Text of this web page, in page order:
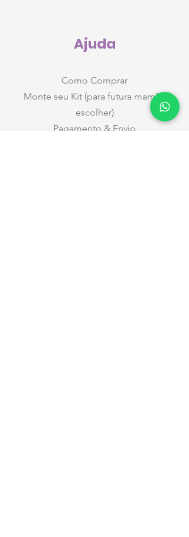
Ajuda
Como Comprar
Monte seu Kit (para futura mamãe
escolher)
Pagamento & Envio